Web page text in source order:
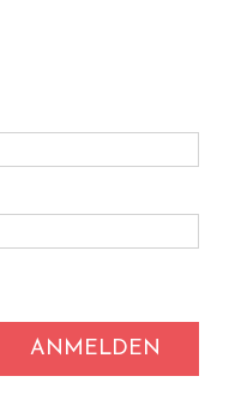
ANMELDEN